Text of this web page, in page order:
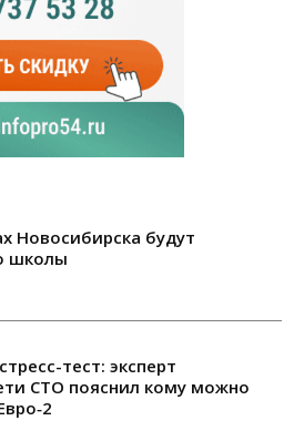
Новосибирска будут
школы
тест: эксперт
СТО пояснил кому можно